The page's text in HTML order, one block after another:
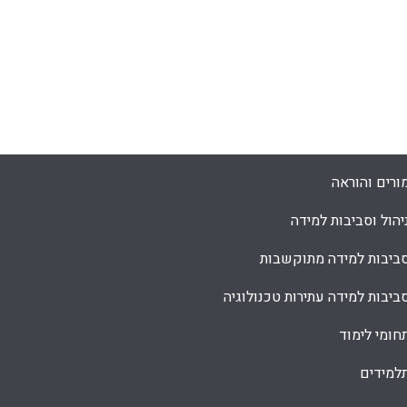
והוראה
וסביבות למידה
למידה מתוקשבות
למידה עתירות טכנולוגיה
לימוד